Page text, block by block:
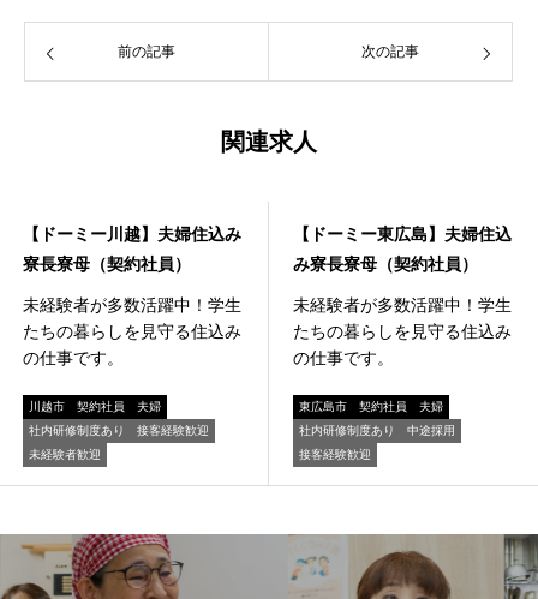
前の記事 次の記事
関連求人
【ドーミー川越】夫婦住込み
寮長寮母（契約社員）
未経験者が多数活躍中！学生
たちの暮らしを見守る住込み
の仕事です。
川越市 契約社員
夫婦
社内研修制度あり
接客経験歓迎
未経験者歓迎
【ドーミー東広島】夫婦住込
み寮長寮母（契約社員）
未経験者が多数活躍中！学生
たちの暮らしを見守る住込み
の仕事です。
東広島市 契約社員
夫婦
社内研修制度あり
中途採用
接客経験歓迎